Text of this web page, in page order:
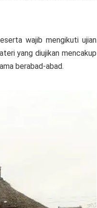
wajib mengikuti ujian
yang diujikan mencakup
berabad-abad.